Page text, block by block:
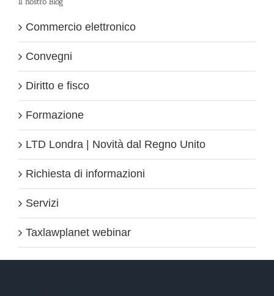
Commercio elettronico
Convegni
Diritto e fisco
Formazione
LTD Londra | Novità dal Regno Unito
Richiesta di informazioni
Servizi
Taxlawplanet webinar